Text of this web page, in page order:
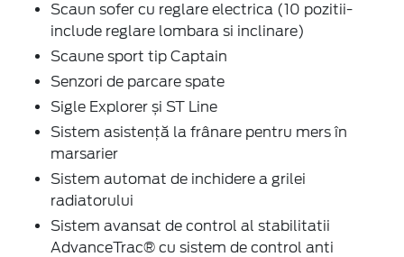
Scaun sofer cu reglare electrica (10 pozitii-
include reglare lombara si inclinare)
Scaune sport tip Captain
Senzori de parcare spate
Sigle Explorer și ST Line
Sistem asistență la frânare pentru mers în
marsarier
Sistem automat de inchidere a grilei
radiatorului
Sistem avansat de control al stabilitatii
AdvanceTrac® cu sistem de control anti